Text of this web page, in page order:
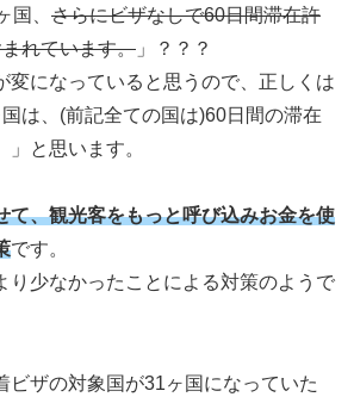
国、 さらにビザなしで60日間滞在許
れています。 」？？？
変になっていると思うので、正しくは
国は、(前記全ての国は)60日間の滞在
と思います。
て、観光客をもっと呼び込みお金を使
です。
り少なかったことによる対策のようで
ビザの対象国が31ヶ国になっていた